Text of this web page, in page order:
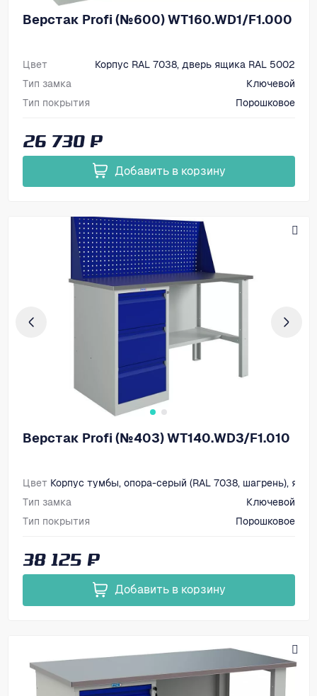
Верстак Profi (№600) WT160.WD1/F1.000
Цвет
Корпус RAL 7038, дверь ящика RAL 5002
Тип замка
Ключевой
Тип покрытия
Порошковое
26 730 ₽
Добавить в корзину
Верстак Profi (№403) WT140.WD3/F1.010
Цвет Корпус тумбы, опора-серый (RAL 7038, шагрень),
Тип замка
Ключевой
Тип покрытия
Порошковое
38 125 ₽
Добавить в корзину